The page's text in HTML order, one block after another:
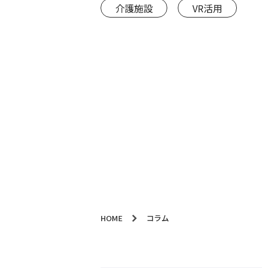
介護施設
VR活用
HOME コラム